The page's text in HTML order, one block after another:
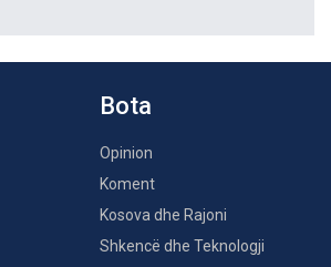
Bota
Opinion
Koment
Kosova dhe Rajoni
Shkencë dhe Teknologji